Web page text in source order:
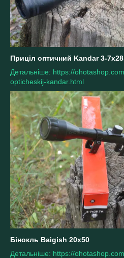
Приціл оптичний Kandar 3-7x28
Детальніше: https://
opticheskij-kandar.html
Бінокль Baigish 20х50
Детальніше: https://